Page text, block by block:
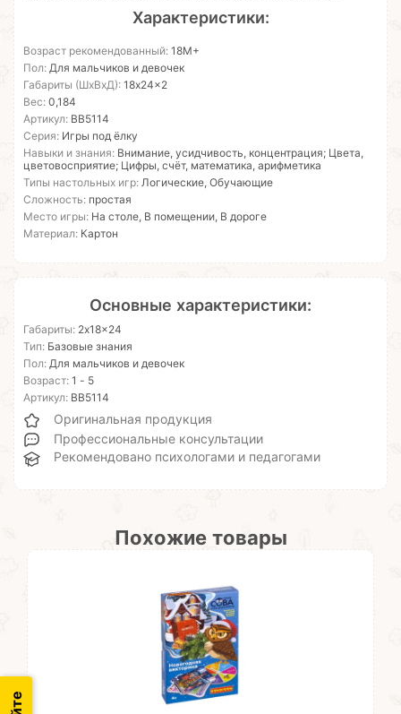
Характеристики:
Возраст рекомендованный: 18М+
Пол: Для мальчиков и девочек
Габариты (ШхВхД): 18x24x2
Вес: 0,184
Артикул: ВВ5114
Серия: Игры под ёлку
Навыки и знания: Внимание, усидчивость, концентрация; Цвета,
цветовосприятие; Цифры, счёт, математика, арифметика
Типы настольных игр: Логические, Обучающие
Сложность: простая
Место игры: На столе, В помещении, В дороге
Материал: Картон
Основные характеристики:
Габариты: 2x18x24
Тип: Базовые знания
Пол: Для мальчиков и девочек
Возраст: 1 - 5
Артикул: ВВ5114
Оригинальная продукция
Профессиональные консультации
Рекомендовано психологами и педагогами
Похожие товары